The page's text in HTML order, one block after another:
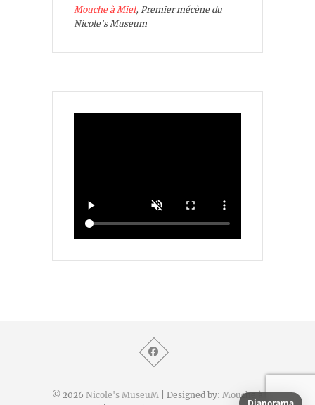
Mouche à Miel, Premier mécène du
Nicole's Museum
© 2026 Nicole's MuseuM | Designed by: Mouche à